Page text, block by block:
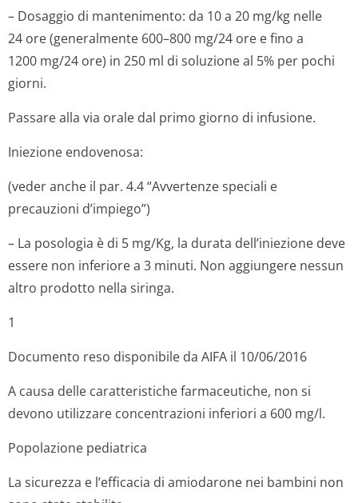
– Dosaggio di mantenimento: da 10 a 20 mg/kg nelle
24 ore (generalmente 600–800 mg/24 ore e fino a
1200 mg/24 ore) in 250 ml di soluzione al 5% per pochi
giorni.
Passare alla via orale dal primo giorno di infusione.
Iniezione endovenosa:
(veder anche il par. 4.4 “Avvertenze speciali e
precauzioni d’impiego”)
– La posologia è di 5 mg/Kg, la durata dell’iniezione deve
essere non inferiore a 3 minuti. Non aggiungere nessun
altro prodotto nella siringa.
1
Documento reso disponibile da AIFA il 10/06/2016
A causa delle caratteristiche farmaceutiche, non si
devono utilizzare concentrazioni inferiori a 600 mg/l.
Popolazione pediatrica
La sicurezza e l’efficacia di amiodarone nei bambini non